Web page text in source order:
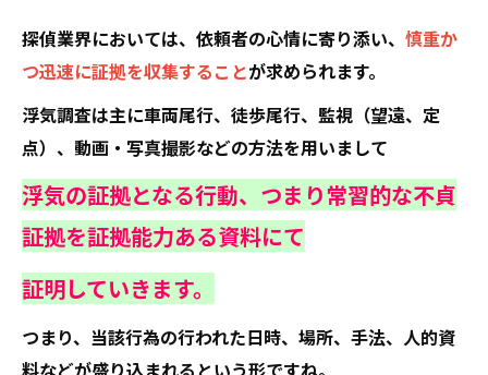
探偵業界においては、依頼者の心情に寄り添い、 慎重か
つ迅速に証拠を収集することが求められます。
浮気調査は主に車両尾行、徒歩尾行、監視（望遠、定
点）、動画・写真撮影などの方法を用いまして
浮気の証拠となる行動、つまり常習的な不貞
証拠を証拠能力ある資料にて
証明していきます。
つまり、当該行為の行われた日時、場所、手法、人的資
料などが盛り込まれるという形ですね。